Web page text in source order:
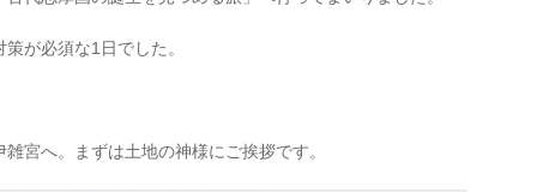
が必須な1日でした。
宮へ。まずは土地の神様にご挨拶です。